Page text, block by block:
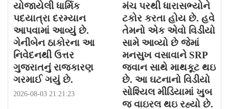
યોજાયેલી ધાર્મિક
પદયાત્રા દરમ્યાન
આપવામાં આવ્યું છે.
ગેનીબેન ઠાકોરના આ
નિવેદનથી ઉત્તર
ગુજરાતનું રાજકારણ
ગરમાઈ ગયું છે.
2026-08-03 21:21:23
મંચ પરથી ધારાસભ્યોને
ટકોર કરતા હોય છે. હવે
તેમનો એક એવો વિડીયો
સામે આવ્યો છે જેમાં
મનસુખ વસાવાને SRP
જવાન સાથે માથકૂટ થઇ
છે. આ ઘટનાનો વિડીયો
સોશ્યિલ મીડિયામાં ખુબ
જ વાઇરલ થઇ રહ્યો છે.